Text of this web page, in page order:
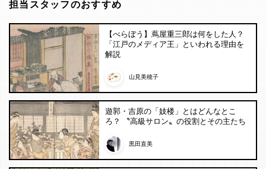
担当スタッフのおすすめ
【べらぼう】蔦屋重三郎は何をした人？
「江戸のメディア王」といわれる理由を
解説
山見美穂子
遊郭・吉原の「妓楼」とはどんなとこ
ろ？ 〝高級サロン〟の役割とその主たち
黒田直美